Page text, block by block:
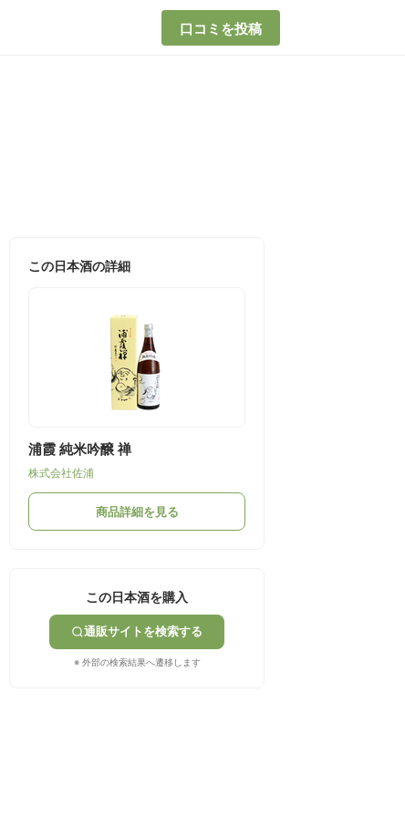
口コミを投稿
この日本酒の詳細
浦霞 純米吟醸 禅
株式会社佐浦
商品詳細を見る
この日本酒を購入
通販サイトを検索する
※ 外部の検索結果へ遷移します